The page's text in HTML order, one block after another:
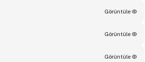
Görüntüle
Görüntüle
Görüntüle